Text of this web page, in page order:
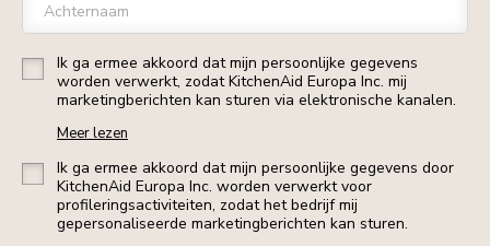
Achternaam
Ik ga ermee akkoord dat mijn persoonlijke gegevens
worden verwerkt, zodat KitchenAid Europa Inc. mij
marketingberichten kan sturen via elektronische kanalen.
Meer lezen
Ik ga ermee akkoord dat mijn persoonlijke gegevens door
KitchenAid Europa Inc. worden verwerkt voor
profileringsactiviteiten, zodat het bedrijf mij
gepersonaliseerde marketingberichten kan sturen.